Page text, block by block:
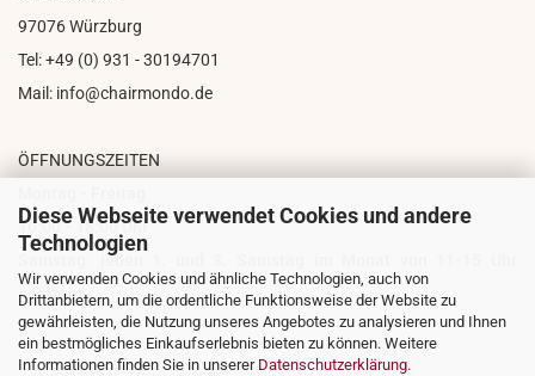
Diese Webseite verwendet Cookies und andere
Technologien
Wir verwenden Cookies und ähnliche Technologien, auch von
Drittanbietern, um die ordentliche Funktionsweise der Website zu
gewährleisten, die Nutzung unseres Angebotes zu analysieren und Ihnen
ein bestmögliches Einkaufserlebnis bieten zu können. Weitere
Informationen finden Sie in unserer Datenschutzerklärung.
97076 Würzburg
Tel: +49 (0) 931 - 30194701
Mail: info@chairmondo.de
ÖFFNUNGSZEITEN
10:00 - 18:00 Uhr
Samstag: jeden 1. und 3. Samstag im Monat von 11-15 Uhr
geöffnet